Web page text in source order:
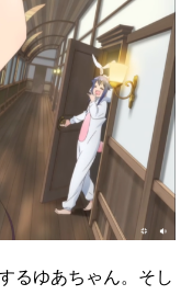
るゆあちゃん。そし